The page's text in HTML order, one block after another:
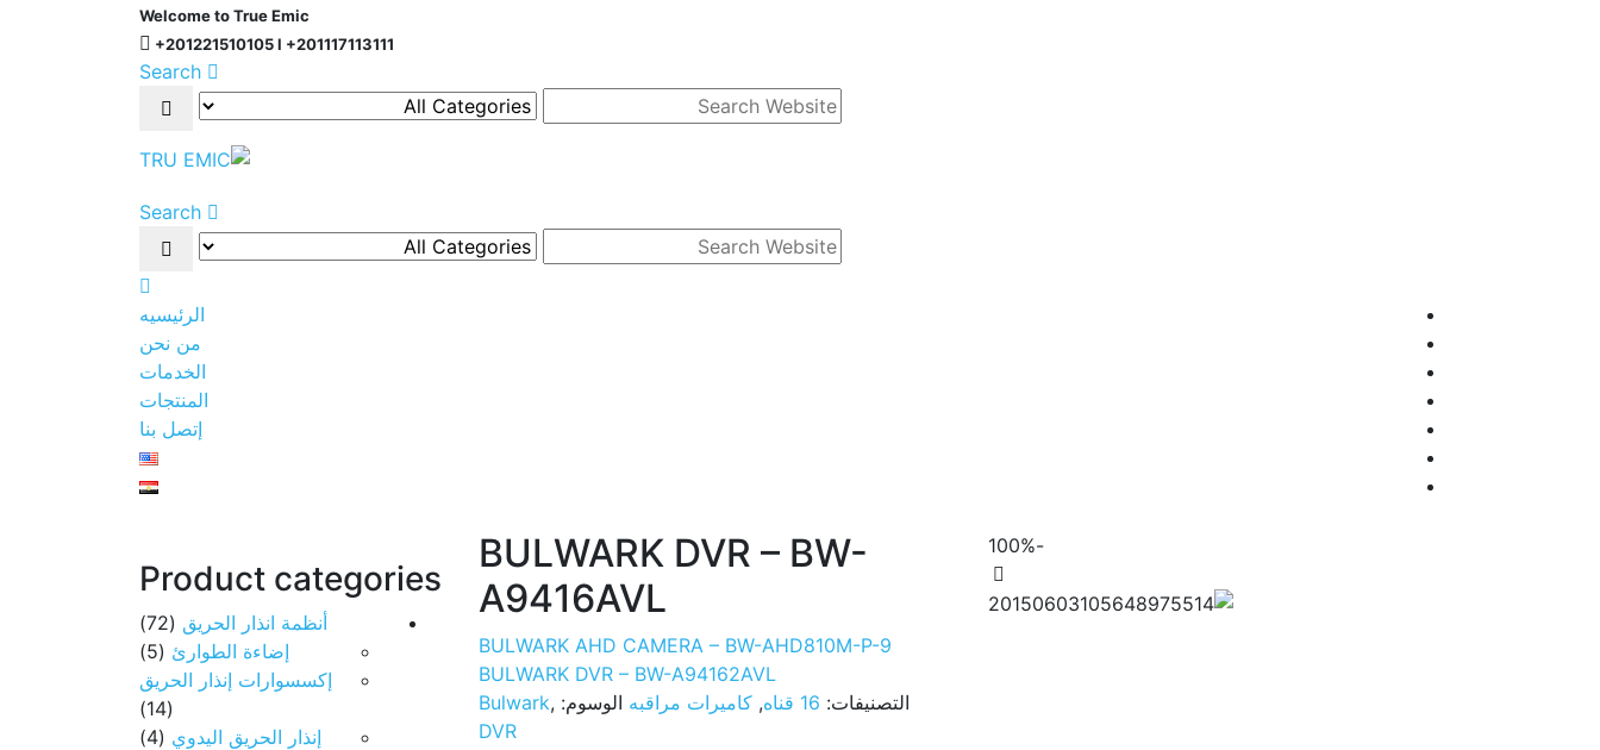
Welcome to True Emic
+201221510105 l +201117113111
Search
Search
الرئيسيه
من نحن
الخدمات
المنتجات
إتصل بنا
-100%
BULWARK DVR – BW-
A9416AVL
BULWARK AHD CAMERA – BW-AHD810M-P-9
BULWARK DVR – BW-A94162AVL
التصنيفات: 16 قناه , كاميرات مراقبه الوسوم: Bulwark,
DVR
Product categories
أنظمة انذار الحريق (72)
إضاءة الطوارئ (5)
إكسسوارات إنذار الحريق
(14)
إنذار الحريق اليدوي (4)